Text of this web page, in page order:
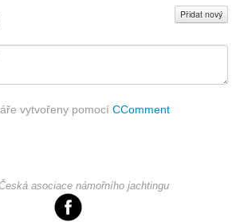
Přidat nový
vytvořeny pomocí CComment
asociace námořního jachtingu